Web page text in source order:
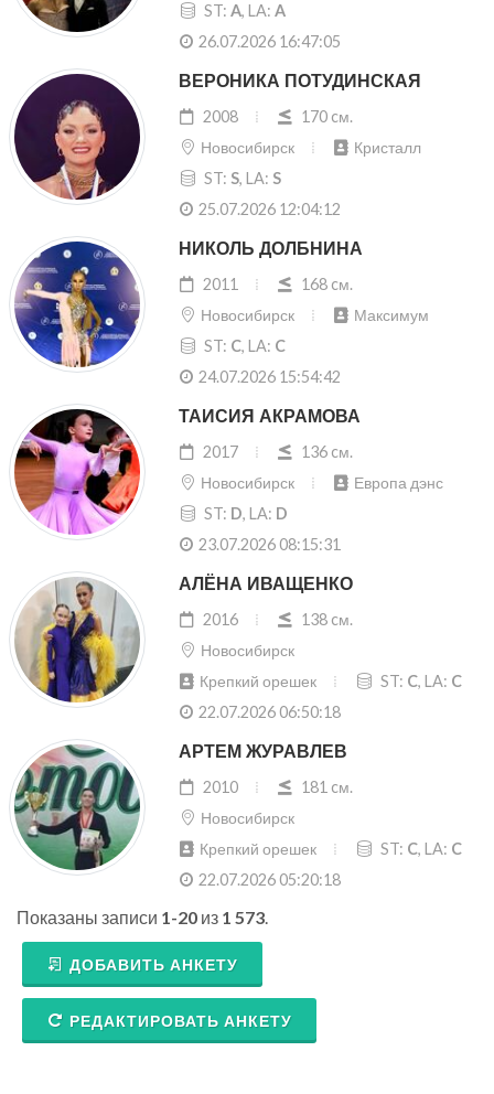
ST: A, LA: A
26.07.2026 16:47:05
ВЕРОНИКА ПОТУДИНСКАЯ
2008
170 cм.
Новосибирск
Кристалл
ST: S, LA: S
25.07.2026 12:04:12
НИКОЛЬ ДОЛБНИНА
2011
168 cм.
Новосибирск
Максимум
ST: C, LA: C
24.07.2026 15:54:42
ТАИСИЯ АКРАМОВА
2017
136 cм.
Новосибирск
Европа дэнс
ST: D, LA: D
23.07.2026 08:15:31
АЛЁНА ИВАЩЕНКО
2016
138 cм.
Новосибирск
Крепкий орешек
ST: C, LA: C
22.07.2026 06:50:18
АРТЕМ ЖУРАВЛЕВ
2010
181 cм.
Новосибирск
Крепкий орешек
ST: C, LA: C
22.07.2026 05:20:18
Показаны записи 1-20 из 1 573.
ДОБАВИТЬ АНКЕТУ
РЕДАКТИРОВАТЬ АНКЕТУ